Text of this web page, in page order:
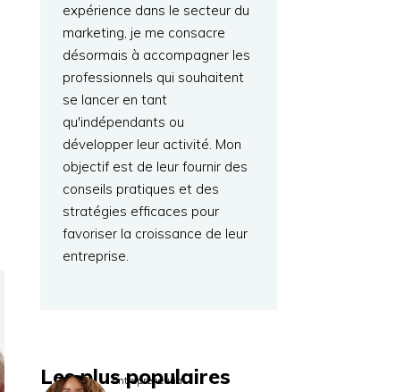
expérience dans le secteur du
marketing, je me consacre
désormais à accompagner les
professionnels qui souhaitent
se lancer en tant
qu'indépendants ou
développer leur activité. Mon
objectif est de leur fournir des
conseils pratiques et des
stratégies efficaces pour
favoriser la croissance de leur
entreprise.
Les plus populaires
Entrepreneuriat